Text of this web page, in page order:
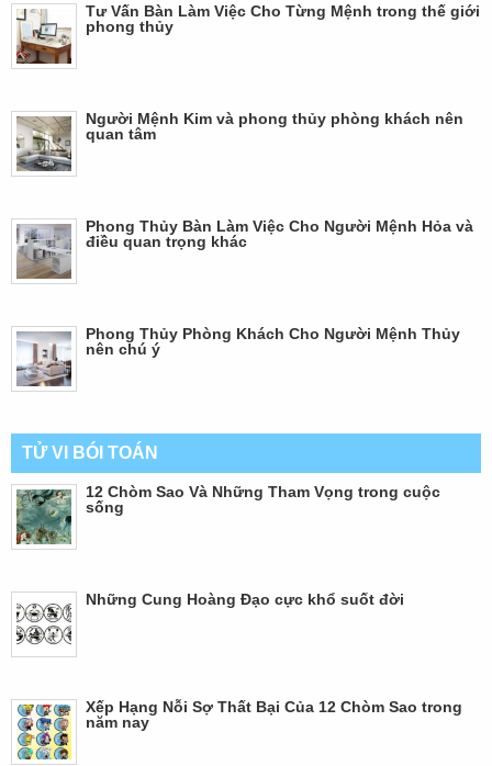
Tư Vấn Bàn Làm Việc Cho Từng Mệnh trong thế giới
phong thủy
Người Mệnh Kim và phong thủy phòng khách nên
quan tâm
Phong Thủy Bàn Làm Việc Cho Người Mệnh Hỏa và
điều quan trọng khác
Phong Thủy Phòng Khách Cho Người Mệnh Thủy
nên chú ý
TỬ VI BÓI TOÁN
12 Chòm Sao Và Những Tham Vọng trong cuộc
sống
Những Cung Hoàng Đạo cực khổ suốt đời
Xếp Hạng Nỗi Sợ Thất Bại Của 12 Chòm Sao trong
năm nay